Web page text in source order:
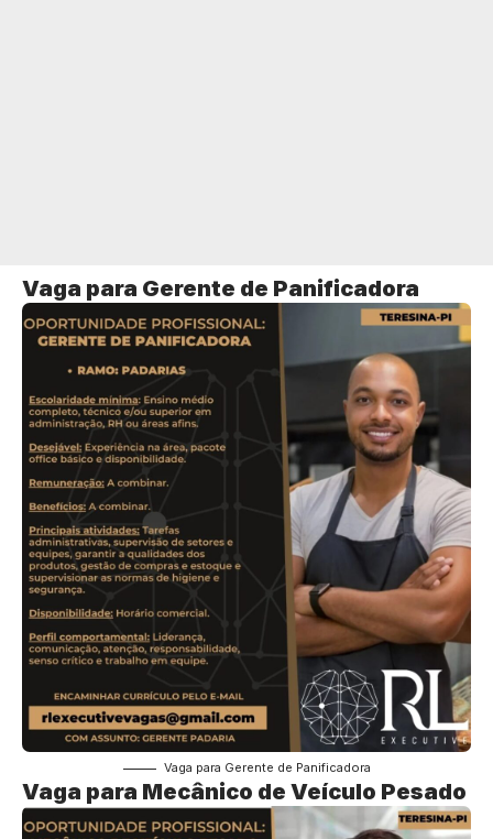
Vaga para Gerente de Panificadora
Vaga para Gerente de Panificadora
Vaga para Mecânico de Veículo Pesado